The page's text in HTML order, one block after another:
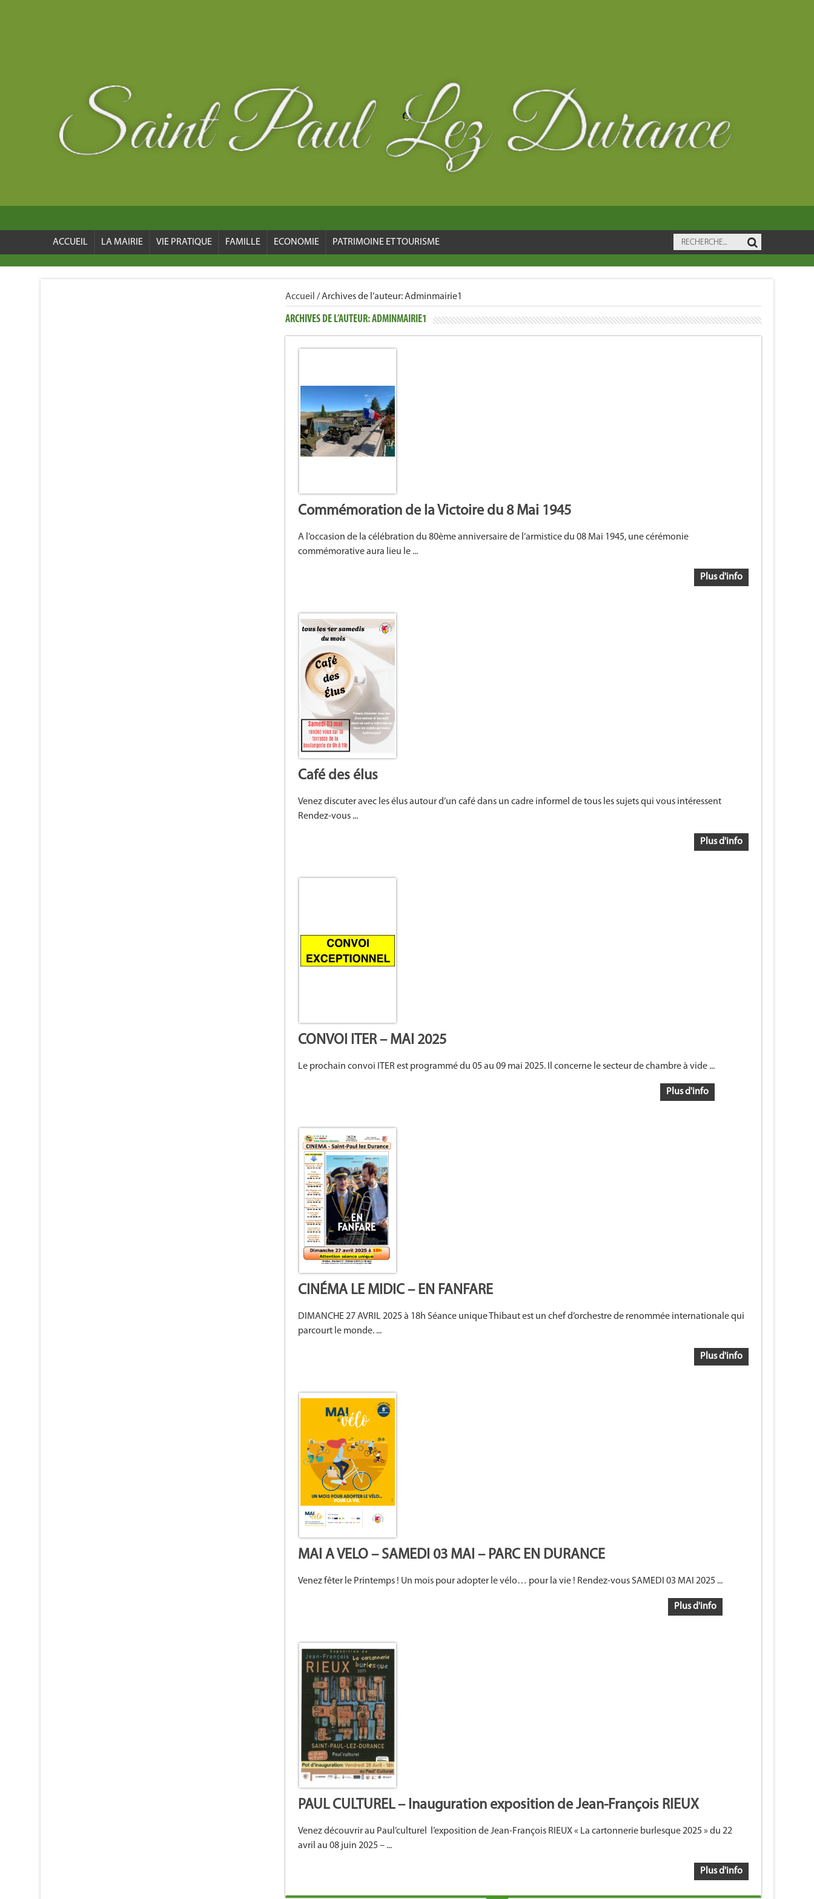
ACCUEIL LA MAIRIE VIE PRATIQUE FAMILLE ECONOMIE PATRIMOINE ET TOURISME
Accueil /Archives de l’auteur:Adminmairie1
ARCHIVES DE L’AUTEUR:ADMINMAIRIE1
Commémoration de la Victoire du 8 Mai 1945
A l’occasion de la célébration du 80ème anniversaire de l’armistice du 08 Mai 1945, une cérémonie
commémorative aura lieu le ...
Plus d'info
Café des élus
Venez discuter avec les élus autour d’un café dans un cadre informel de tous les sujets qui vous intéressent
Rendez-vous ...
Plus d'info
CONVOI ITER – MAI 2025
Le prochain convoi ITER est programmé du 05 au 09 mai 2025. Il concerne le secteur de chambre à vide ...
Plus d'info
CINÉMA LE MIDIC – EN FANFARE
DIMANCHE 27 AVRIL 2025 à 18h Séance unique Thibaut est un chef d’orchestre de renommée internationale qui
parcourt le monde. ...
Plus d'info
MAI A VELO – SAMEDI 03 MAI – PARC EN DURANCE
Venez fêter le Printemps ! Un mois pour adopter le vélo… pour la vie ! Rendez-vous SAMEDI 03 MAI 2025 ...
Plus d'info
PAUL CULTUREL – Inauguration exposition de Jean-François RIEUX
Venez découvrir au Paul’culturel l’exposition de Jean-François RIEUX « La cartonnerie burlesque 2025 » du 22
avril au 08 juin 2025 – ...
Plus d'info